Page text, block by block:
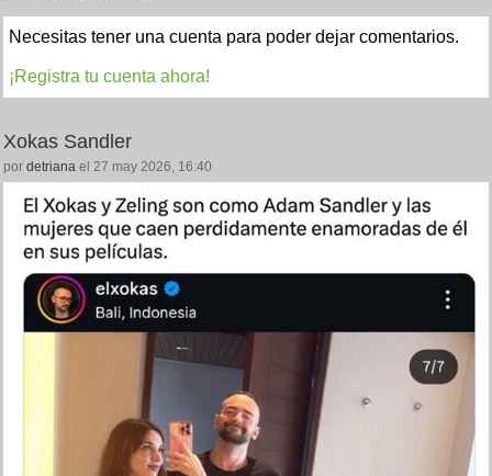
Necesitas tener una cuenta para poder dejar comentarios.
¡Registra tu cuenta ahora!
Xokas Sandler
por detriana el 27 may 2026, 16:40